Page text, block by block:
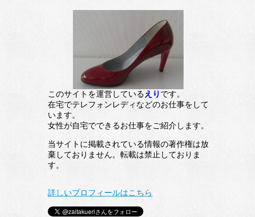
このサイトを運営している えり です。
在宅でテレフォンレディなどのお仕事をして
います。
女性が自宅でできるお仕事をご紹介します。
当サイトに掲載されている情報の著作権は放
棄しておりません。転載は禁止しておりま
す。
詳しいプロフィールはこちら